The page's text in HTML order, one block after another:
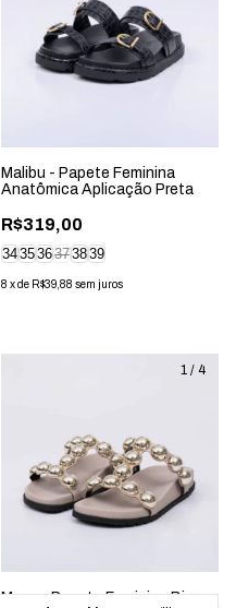
Malibu - Papete Feminina
Anatômica Aplicação Preta
R$319,00
343536373839
8 xde R$39,88 sem juros
1 / 4
Maya - Papete Feminina Bico